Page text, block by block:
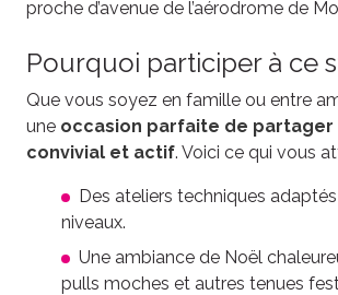
proche d’avenue de l’aérodrome de
Pourquoi participer à ce
Que vous soyez en famille ou entre
une occasion parfaite de partager
convivial et actif. Voici ce qui vous
Des ateliers techniques
niveaux.
Une ambiance de Noël
pulls moches et autres tenues